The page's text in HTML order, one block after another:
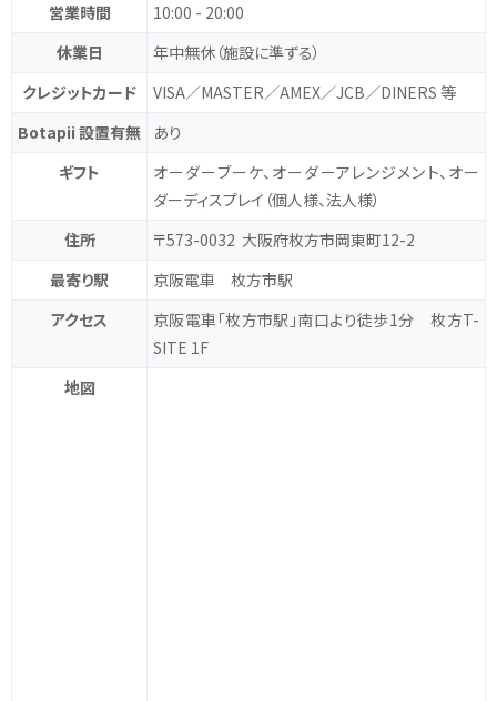
営業時間
10:00 - 20:00
休業日
年中無休（施設に準ずる）
クレジットカード
VISA／MASTER／AMEX／JCB／DINERS 等
Botapii 設置有無
あり
ギフト
オーダーブーケ、オーダーアレンジメント、オー
ダーディスプレイ（個人様、法人様）
住所
〒573-0032 大阪府枚方市岡東町12-2
最寄り駅
京阪電車 枚方市駅
アクセス
京阪電車「枚方市駅」南口より徒歩1分 枚方T-
SITE 1F
地図